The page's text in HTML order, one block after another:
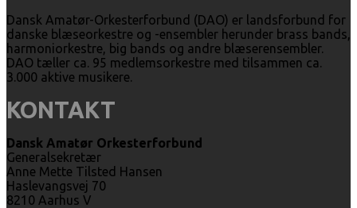
Dansk Amatør-Orkesterforbund (DAO) er landsforbund for
danske blæseorkestre og -ensembler herunder brass bands,
harmoniorkestre, big bands og andre blæserensembler.
DAO tæller ca. 95 medlemsorkestre med tilsammen ca.
3.000 aktive musikere.
KONTAKT
Dansk Amatør Orkesterforbund
Generalsekretær
Anne Mette Tilsted Hansen
Haslevangsvej 70
8210 Aarhus V